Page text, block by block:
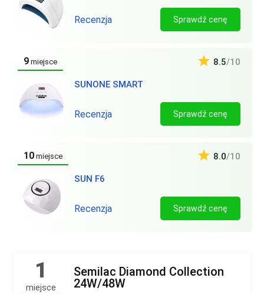
Recenzja Sprawdź cenę
9 miejsce
SUNONE SMART
8.5/10
Recenzja Sprawdź cenę
10 miejsce
SUN F6
8.0/10
Recenzja Sprawdź cenę
1
miejsce
Semilac Diamond Collection
24W/48W